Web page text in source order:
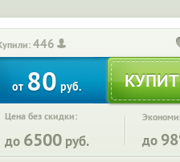
446
от 80руб.
Цена без скидки:
до 6500 руб. до